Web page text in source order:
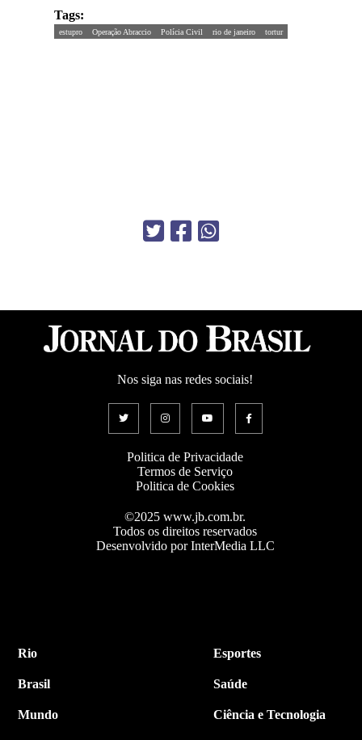
Tags:
estupro Operação Abraccio Polícia Civil rio de janeiro tortur
Nos siga nas redes sociais!
Politica de Privacidade
Termos de Serviço
Politica de Cookies
©2025 www.jb.com.br.
Todos os direitos reservados
Desenvolvido por InterMedia LLC
Rio
Brasil
Mundo
Esportes
Saúde
Ciência e Tecnologia